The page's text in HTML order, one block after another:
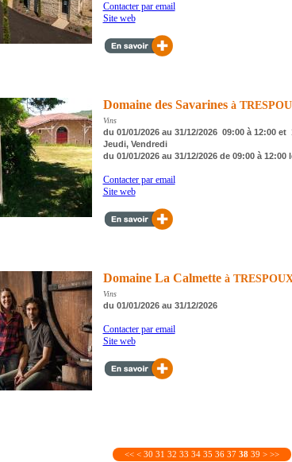
Contacter par email
Site web
Domaine des Savarines à
Vins
du 01/01/2026 au 31/12/2026 09:00 à 12:00
Jeudi, Vendredi
du 01/01/2026 au 31/12/2026 de 09:00 à 12:00
Contacter par email
Site web
Domaine La Calmette à
Vins
du 01/01/2026 au 31/12/2026
Contacter par email
Site web
<< < 30 31 32 33 34 35 36 3738 39 > >>